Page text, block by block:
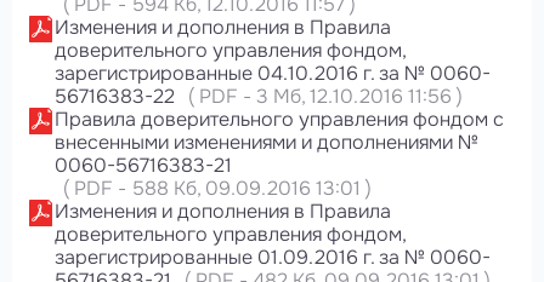
Изменения и дополнения в Правила
доверительного управления фондом,
зарегистрированные 04.10.2016 г. за № 0060-
56716383-22 ( PDF - 3 Мб, 12.10.2016 11:56 )
Правила доверительного управления фондом с
внесенными изменениями и дополнениями №
0060-56716383-21
( PDF - 588 Кб, 09.09.2016 13:01 )
Изменения и дополнения в Правила
доверительного управления фондом,
зарегистрированные 01.09.2016 г. за № 0060-